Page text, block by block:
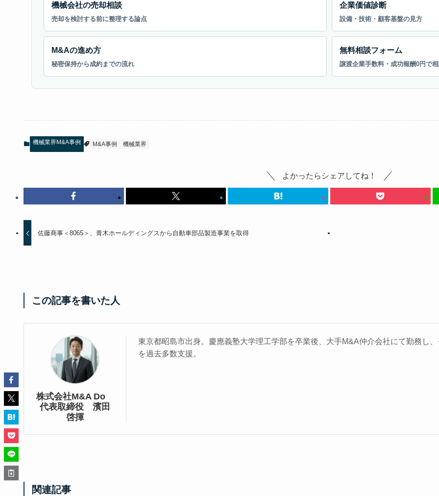
機械会社の売却相談
売却を検討する前に整理する論点
企業価値診断
設備・技術・顧客基盤の見方
M&Aの進め方
秘密保持から成約までの流れ
無料相談フォーム
譲渡企業手数料・成功報酬0円で
機械業界M&A事例 M&A事例 機械業界
よかったらシェアしてね！
佐藤商事＜8065＞、青木ホールディングスから自動車部品製造事業を取得
この記事を書いた人
株式会社M&A Do
代表取締役 濱田
啓揮
東京都昭島市出身。慶應義塾大学理工学部を卒業後、大手M&A仲介会社にて勤務し
を過去多数支援。
関連記事